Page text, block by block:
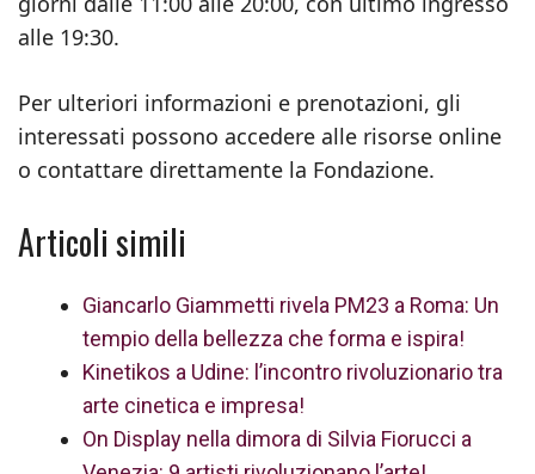
alle 19:30.
Per ulteriori informazioni e prenotazioni, gli
interessati possono accedere alle risorse online
o contattare direttamente la Fondazione.
Articoli simili
Giancarlo Giammetti rivela PM23 a Roma: Un
tempio della bellezza che forma e ispira!
Kinetikos a Udine: l’incontro rivoluzionario tra
arte cinetica e impresa!
On Display nella dimora di Silvia Fiorucci a